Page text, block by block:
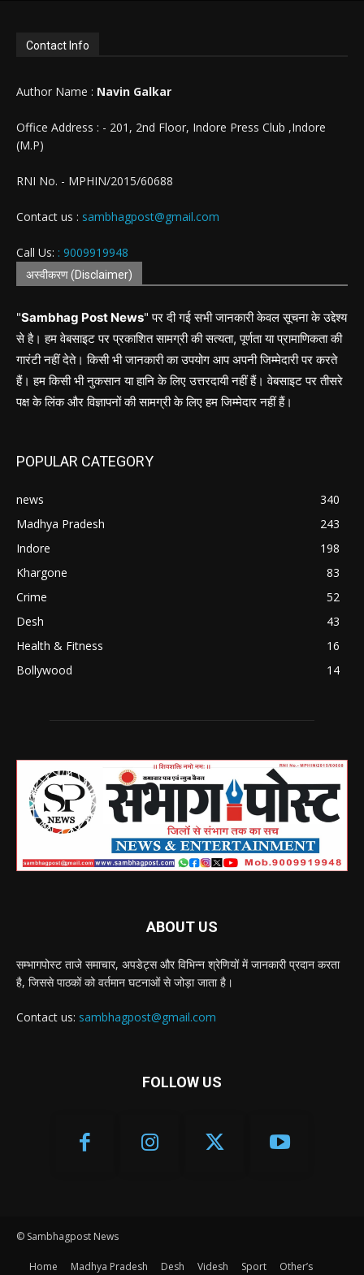
Contact Info
Author Name : Navin Galkar
Office Address : - 201, 2nd Floor, Indore Press Club ,Indore
(M.P)
RNI No. - MPHIN/2015/60688
Contact us : sambhagpost@gmail.com
Call Us: : 9009919948
अस्वीकरण (Disclaimer)
"Sambhag Post News" पर दी गई सभी जानकारी केवल सूचना के उद्देश्य
से है। हम वेबसाइट पर प्रकाशित सामग्री की सत्यता, पूर्णता या प्रामाणिकता की
गारंटी नहीं देते। किसी भी जानकारी का उपयोग आप अपनी जिम्मेदारी पर करते
हैं। हम किसी भी नुकसान या हानि के लिए उत्तरदायी नहीं हैं। वेबसाइट पर तीसरे
पक्ष के लिंक और विज्ञापनों की सामग्री के लिए हम जिम्मेदार नहीं हैं।
POPULAR CATEGORY
news
340
Madhya Pradesh
243
Indore
198
Khargone
83
Crime
52
Desh
43
Health & Fitness
16
Bollywood
14
ABOUT US
सम्भागपोस्ट ताजे समाचार, अपडेट्स और विभिन्न श्रेणियों में जानकारी प्रदान करता
है, जिससे पाठकों को वर्तमान घटनाओं से जोड़ा जाता है।
Contact us: sambhagpost@gmail.com
FOLLOW US
© Sambhagpost News
Home Madhya Pradesh Desh Videsh Sport Other’s